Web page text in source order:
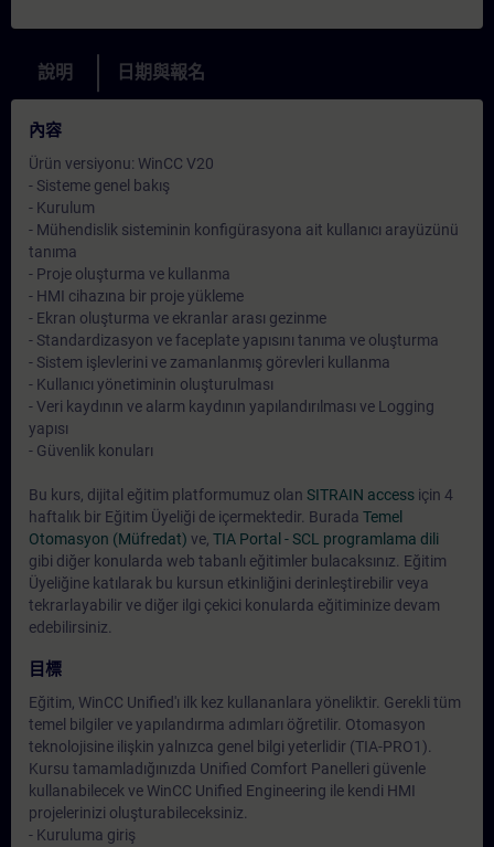
說明 日期與報名
內容
Ürün versiyonu: WinCC V20
- Sisteme genel bakış
- Kurulum
- Mühendislik sisteminin konfigürasyona ait kullanıcı arayüzünü
tanıma
- Proje oluşturma ve kullanma
- HMI cihazına bir proje yükleme
- Ekran oluşturma ve ekranlar arası gezinme
- Standardizasyon ve faceplate yapısını tanıma ve oluşturma
- Sistem işlevlerini ve zamanlanmış görevleri kullanma
- Kullanıcı yönetiminin oluşturulması
- Veri kaydının ve alarm kaydının yapılandırılması ve Logging
yapısı
- Güvenlik konuları
Bu kurs, dijital eğitim platformumuz olan SITRAIN access için 4
haftalık bir Eğitim Üyeliği de içermektedir. Burada Temel
Otomasyon (Müfredat) ve, TIA Portal - SCL programlama dili
gibi diğer konularda web tabanlı eğitimler bulacaksınız. Eğitim
Üyeliğine katılarak bu kursun etkinliğini derinleştirebilir veya
tekrarlayabilir ve diğer ilgi çekici konularda eğitiminize devam
edebilirsiniz.
目標
Eğitim, WinCC Unified'ı ilk kez kullananlara yöneliktir. Gerekli tüm
temel bilgiler ve yapılandırma adımları öğretilir. Otomasyon
teknolojisine ilişkin yalnızca genel bilgi yeterlidir (TIA-PRO1).
Kursu tamamladığınızda Unified Comfort Panelleri güvenle
kullanabilecek ve WinCC Unified Engineering ile kendi HMI
projelerinizi oluşturabileceksiniz.
- Kuruluma giriş